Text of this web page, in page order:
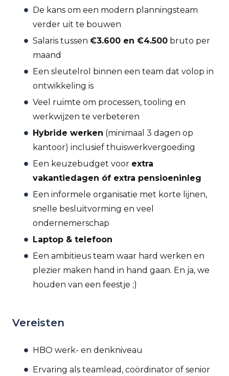
De kans om een modern planningsteam
verder uit te bouwen
Salaris tussen €3.600 en €4.500 bruto per
maand
Een sleutelrol binnen een team dat volop in
ontwikkeling is
Veel ruimte om processen, tooling en
werkwijzen te verbeteren
Hybride werken (minimaal 3 dagen op
kantoor) inclusief thuiswerkvergoeding
Een keuzebudget voor extra
vakantiedagen óf extra pensioeninleg
Een informele organisatie met korte lijnen,
snelle besluitvorming en veel
ondernemerschap
Laptop & telefoon
Een ambitieus team waar hard werken en
plezier maken hand in hand gaan. En ja, we
houden van een feestje ;)
Vereisten
HBO werk- en denkniveau
Ervaring als teamlead, coördinator of senior